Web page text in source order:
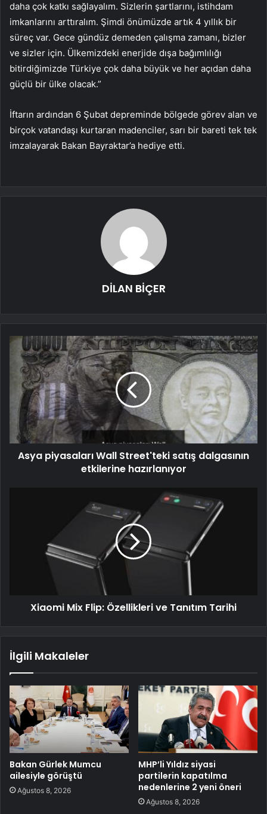
daha çok katkı sağlayalım. Sizlerin şartlarını, istihdam
imkanlarını arttıralım. Şimdi önümüzde artık 4 yıllık bir
süreç var. Gece gündüz demeden çalışma zamanı, bizler
ve sizler için. Ülkemizdeki enerjide dışa bağımlılığı
bitirdiğimizde Türkiye çok daha büyük ve her açıdan daha
güçlü bir ülke olacak.”
İftarın ardından 6 Şubat depreminde bölgede görev alan ve
birçok vatandaşı kurtaran madenciler, sarı bir bareti tek tek
imzalayarak Bakan Bayraktar’a hediye etti.
DİLAN BİÇER
Asya piyasaları Wall Street'teki satış dalgasının
etkilerine hazırlanıyor
Xiaomi Mix Flip: Özellikleri ve Tanıtım Tarihi
İlgili Makaleler
Bakan Gürlek Mumcu
ailesiyle görüştü
Ağustos 8, 2026
MHP’li Yıldız siyasi
partilerin kapatılma
nedenlerine 2 yeni öneri
Ağustos 8, 2026